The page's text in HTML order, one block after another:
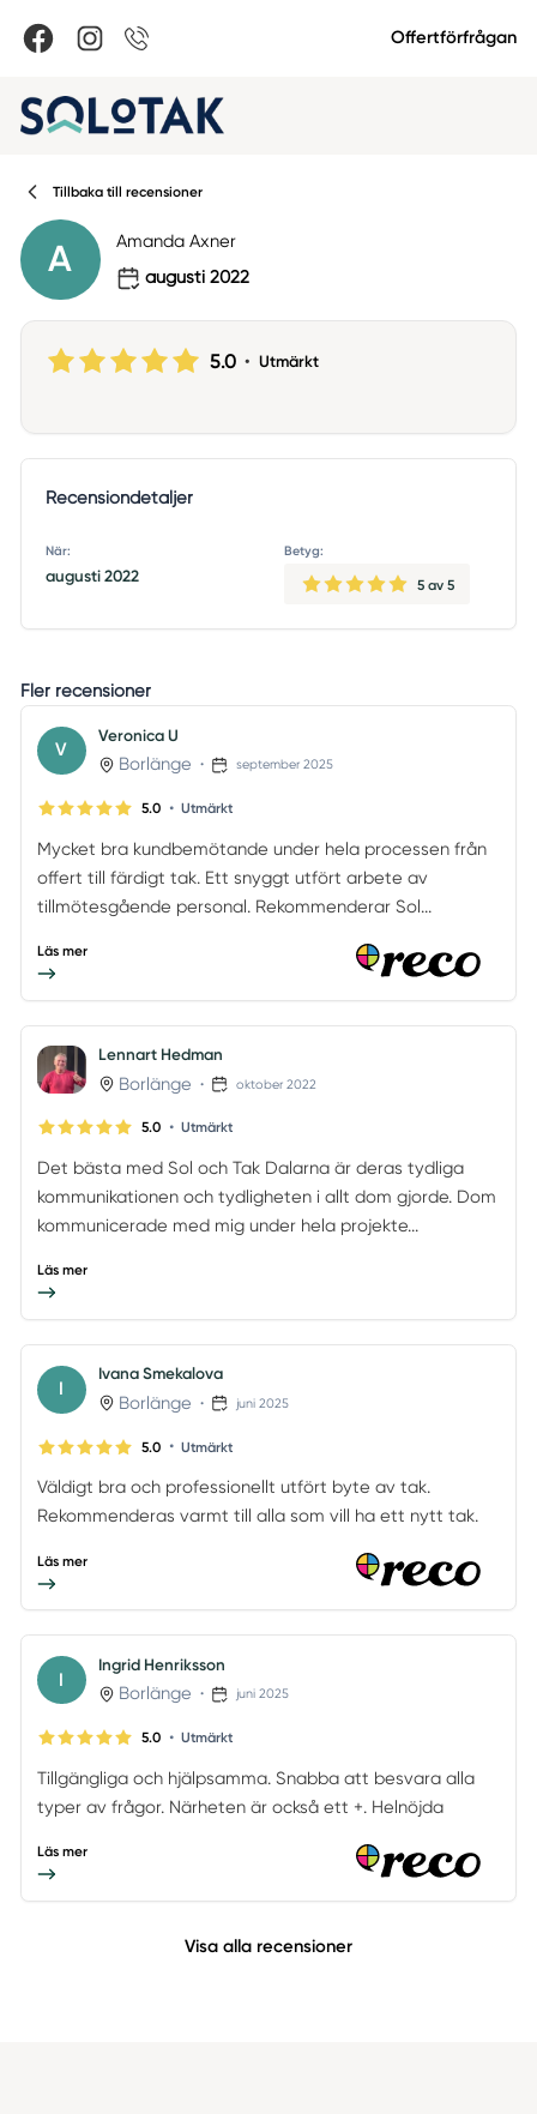
Offertförfrågan
Tillbaka till recensioner
A
Amanda Axner
augusti 2022
5.0 • Utmärkt
Recensiondetaljer
När:
augusti 2022
Betyg:
5 av 5
Fler recensioner
V
Veronica U
Borlänge • september 2025
5.0 • Utmärkt
Mycket bra kundbemötande under hela processen från
offert till färdigt tak. Ett snyggt utfört arbete av
tillmötesgående personal. Rekommenderar Sol...
Läs mer
Lennart Hedman
Borlänge • oktober 2022
5.0 • Utmärkt
Det bästa med Sol och Tak Dalarna är deras tydliga
kommunikationen och tydligheten i allt dom gjorde. Dom
kommunicerade med mig under hela projekte...
Läs mer
I
Ivana Smekalova
Borlänge • juni 2025
5.0 • Utmärkt
Väldigt bra och professionellt utfört byte av tak.
Rekommenderas varmt till alla som vill ha ett nytt tak.
Läs mer
I
Ingrid Henriksson
Borlänge • juni 2025
5.0 • Utmärkt
Tillgängliga och hjälpsamma. Snabba att besvara alla
typer av frågor. Närheten är också ett +. Helnöjda
Läs mer
Visa alla recensioner